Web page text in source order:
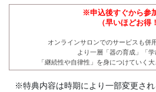
※申込後すぐから参
（早いほどお得
オンラインサロンでのサービスも併
より一層「器の育成」「学
「継続性や自律性」を身につけていく
※特典内容は時期により一部変更され